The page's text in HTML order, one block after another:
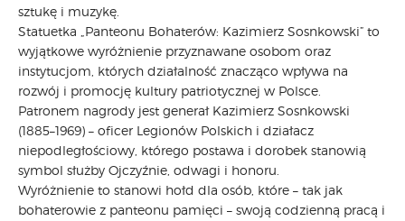
sztukę i muzykę.
Statuetka „Panteonu Bohaterów: Kazimierz Sosnkowski” to
wyjątkowe wyróżnienie przyznawane osobom oraz
instytucjom, których działalność znacząco wpływa na
rozwój i promocję kultury patriotycznej w Polsce.
Patronem nagrody jest generał Kazimierz Sosnkowski
(1885–1969) – oficer Legionów Polskich i działacz
niepodległościowy, którego postawa i dorobek stanowią
symbol służby Ojczyźnie, odwagi i honoru.
Wyróżnienie to stanowi hołd dla osób, które – tak jak
bohaterowie z panteonu pamięci – swoją codzienną pracą i